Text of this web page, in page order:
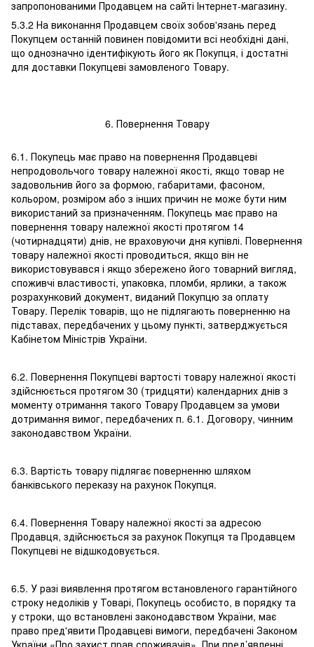
запропонованими Продавцем на сайті Інтернет-магазину.
5.3.2 На виконання Продавцем своїх зобов'язань перед
Покупцем останній повинен повідомити всі необхідні дані,
що однозначно ідентифікують його як Покупця, і достатні
для доставки Покупцеві замовленого Товару.
6. Повернення Товару
6.1. Покупець має право на повернення Продавцеві
непродовольчого товару належної якості, якщо товар не
задовольнив його за формою, габаритами, фасоном,
кольором, розміром або з інших причин не може бути ним
використаний за призначенням. Покупець має право на
повернення товару належної якості протягом 14
(чотирнадцяти) днів, не враховуючи дня купівлі. Повернення
товару належної якості проводиться, якщо він не
використовувався і якщо збережено його товарний вигляд,
споживчі властивості, упаковка, пломби, ярлики, а також
розрахунковий документ, виданий Покупцю за оплату
Товару. Перелік товарів, що не підлягають поверненню на
підставах, передбачених у цьому пункті, затверджується
Кабінетом Міністрів України.
6.2. Повернення Покупцеві вартості товару належної якості
здійснюється протягом 30 (тридцяти) календарних днів з
моменту отримання такого Товару Продавцем за умови
дотримання вимог, передбачених п. 6.1. Договору, чинним
законодавством України.
6.3. Вартість товару підлягає поверненню шляхом
банківського переказу на рахунок Покупця.
6.4. Повернення Товару належної якості за адресою
Продавця, здійснюється за рахунок Покупця та Продавцем
Покупцеві не відшкодовується.
6.5. У разі виявлення протягом встановленого гарантійного
строку недоліків у Товарі, Покупець особисто, в порядку та
у строки, що встановлені законодавством України, має
право пред'явити Продавцеві вимоги, передбачені Законом